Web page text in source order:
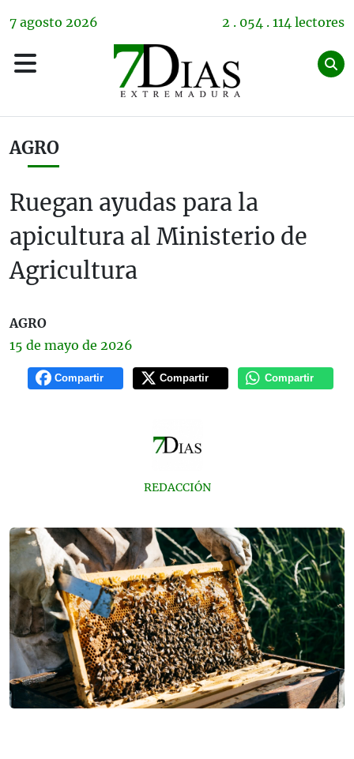
7 agosto 2026 2 . 054 . 114 lectores
AGRO
Ruegan ayudas para la
apicultura al Ministerio de
Agricultura
AGRO
15 de mayo de 2026
Compartir Compartir Compartir
REDACCIÓN